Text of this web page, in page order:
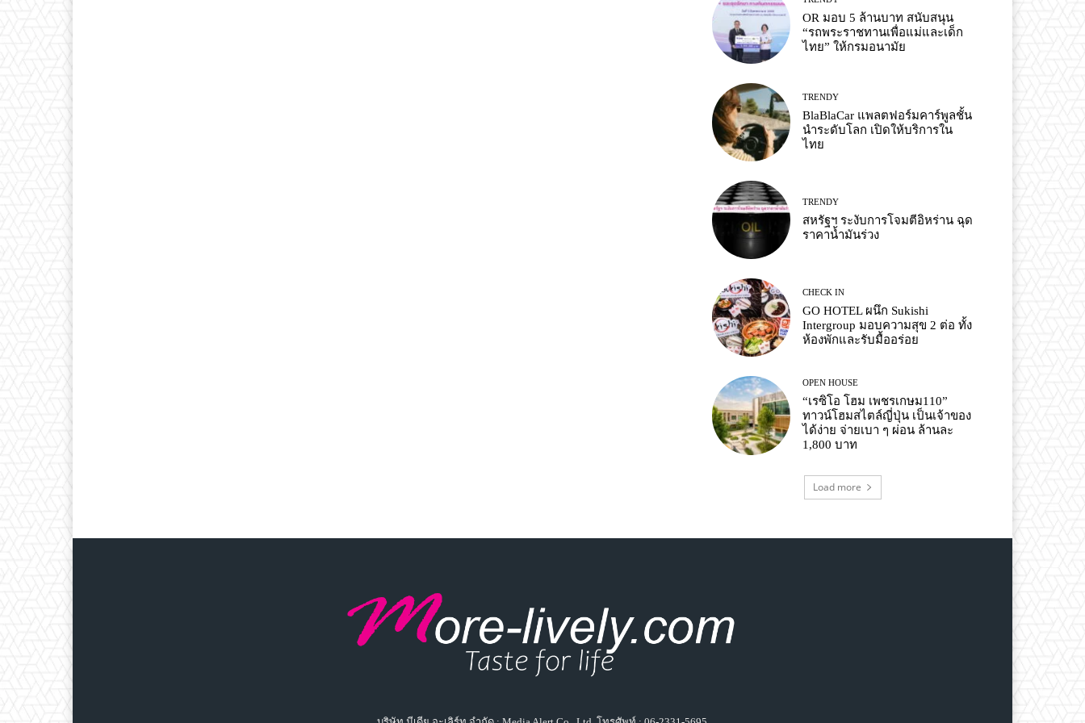
OR มอบ 5 ล้านบาท สนับสนุน
“รถพระราชทานเพื่อแม่และเด็ก
ไทย” ให้กรมอนามัย
TRENDY
BlaBlaCar แพลตฟอร์มคาร์พูลชั้น
นำระดับโลก เปิดให้บริการใน
ไทย
TRENDY
สหรัฐฯ ระงับการโจมตีอิหร่าน ฉุด
ราคาน้ำมันร่วง
CHECK IN
GO HOTEL ผนึก Sukishi
Intergroup มอบความสุข 2 ต่อ ทั้ง
ห้องพักและรับมื้ออร่อย
OPEN HOUSE
“เรซิโอ โฮม เพชรเกษม110”
ทาวน์โฮมสไตล์ญี่ปุ่น เป็นเจ้าของ
ได้ง่าย จ่ายเบา ๆ ผ่อน ล้านละ
1,800 บาท
Load more